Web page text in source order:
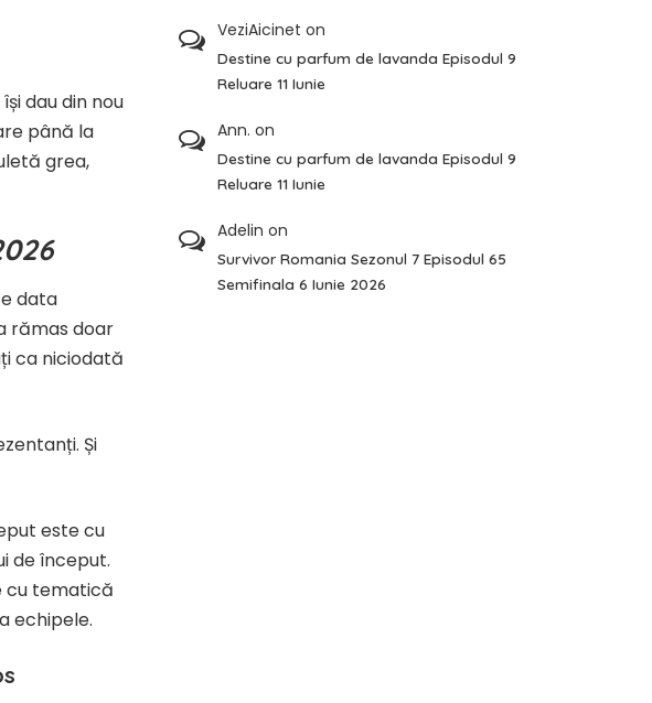
dau din nou
până la
grea,
data
rămas doar
ca niciodată
Și
este cu
de început.
cu tematică
echipele.
VeziAicinet on
Destine cu parfum de lavanda Episodul 9
Reluare 11 Iunie
Ann. on
Destine cu parfum de lavanda Episodul 9
Reluare 11 Iunie
Adelin on
Survivor Romania Sezonul 7 Episodul 65
Semifinala 6 Iunie 2026